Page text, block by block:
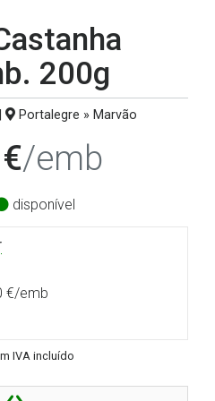
200g
Portalegre » Marvão
/emb
disponível
€/emb
IVA incluído